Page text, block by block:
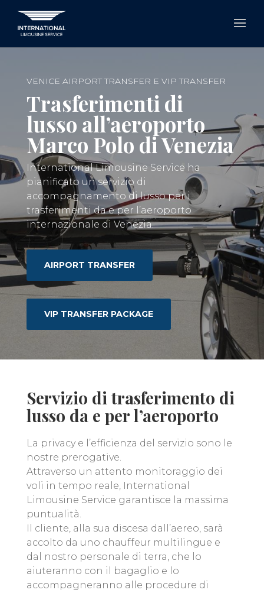
VENICE AIRPORT TRANSFER E VIP TRANSFER
Trasferimenti di
lusso all’aeroporto
Marco Polo di Venezia
International Limousine Service ha
pianificato un servizio di
accompagnamento di lusso per i
trasferimenti da e per l’aeroporto
internazionale di Venezia.
AIRPORT TRANSFER
VIP TRANSFER PACKAGE
Servizio di trasferimento di
lusso da e per l’aeroporto
La privacy e l’efficienza del servizio sono le
nostre prerogative.
Attraverso un attento monitoraggio dei
voli in tempo reale, International
Limousine Service garantisce la massima
puntualità.
Il cliente, alla sua discesa dall’aereo, sarà
accolto da uno chauffeur multilingue e
dal nostro personale di terra, che lo
aiuteranno con il bagaglio e lo
accompagneranno alle procedure di